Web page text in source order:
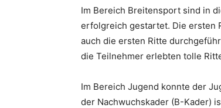
Im Bereich Breitensport sind in
erfolgreich gestartet. Die ersten
auch die ersten Ritte
die Teilnehmer erlebten tolle
Im Bereich Jugend konnte der
der Nachwuchskader (B-Kader)